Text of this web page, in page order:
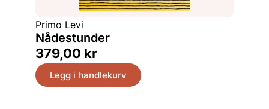
Primo Levi
Nådestunder
379,00 kr
Legg i handlekurv